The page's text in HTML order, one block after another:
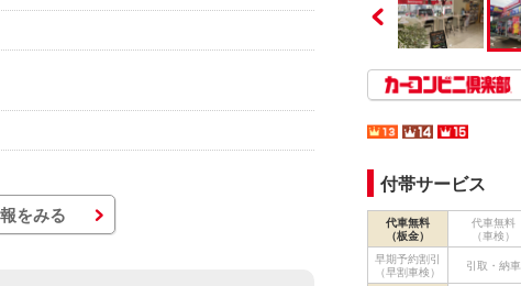
をみる
付帯サービス
代車無料
（板金）
代車無料
（車検）
早期予約割引
（早割車検）
引取・納車